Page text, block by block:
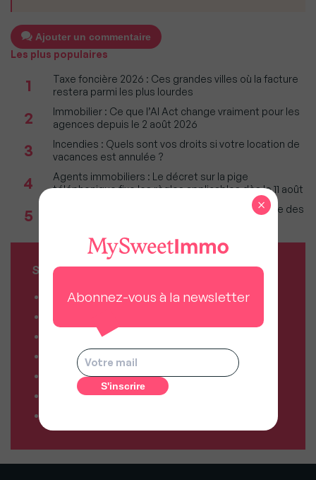
Ajouter un commentaire
Les plus populaires
1
Taxe foncière 2026 : Ces grandes villes où la facture
restera parmi les plus lourdes
2
Immobilier : Ce que l’AI Act change vraiment pour les
agences depuis le 2 août 2026
3
Incendies : Quels sont vos droits si votre location de
vacances est annulée ?
4
Agents immobiliers : Le décret sur la pige
téléphonique fixe les règles applicables dès le 11 août
5
Incendies en Gironde : Faut-il craindre une baisse des
SERVICES MY SWEET'IMMO
Combien vaut mon bien ?
Comparateur de forfaits mobile
Comparateur de forfaits box Internet
Comparateur d’offres déménagement
Résiliez vos abonnements facilement
Abonnez-vous à la newsletter
×